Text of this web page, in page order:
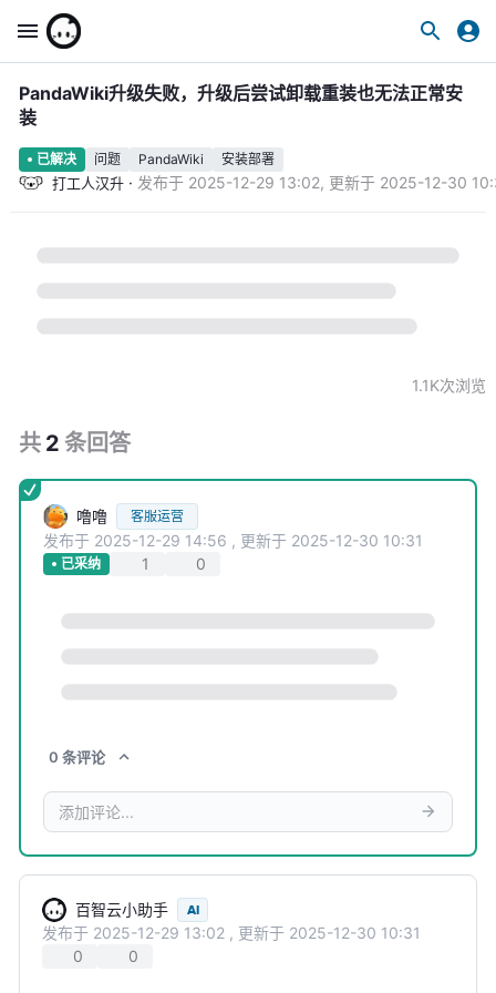
PandaWiki升级失败，升级后尝试卸载重装也无法正常安
装
已解决 问题 PandaWiki 安装部署
打工人汉升 · 发布于 2025-12-29 13:02, 更新于 2025-12-30
1.1K次浏览
共 2 条回答
噜噜 客服运营
发布于 2025-12-29 14:56 , 更新于 2025-12-30 10:31
已采纳 1 0
0 条评论
百智云小助手 AI
发布于 2025-12-29 13:02 , 更新于 2025-12-30 10:31
0
0